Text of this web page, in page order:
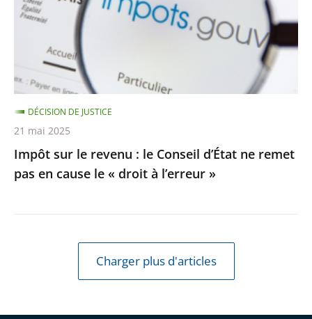
contr...
le
d’État
ne
remet
pas
en
cause
le
Impôt sur le revenu : le Conseil d’État ne remet
pas en cause le « droit à l’erreur »
DÉCISION DE JUSTICE
21 mai 2025
Charger plus d'articles